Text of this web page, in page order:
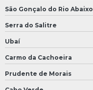
São Gonçalo do Rio Abaixo
Serra do Salitre
Ubaí
Carmo da Cachoeira
Prudente de Morais